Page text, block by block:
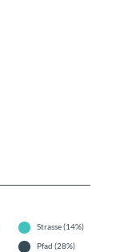
Strasse (14%)
Pfad (28%)